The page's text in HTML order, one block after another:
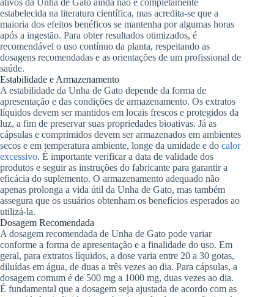
ativos da Unha de Gato ainda não é completamente
estabelecida na literatura científica, mas acredita-se que a
maioria dos efeitos benéficos se mantenha por algumas horas
após a ingestão. Para obter resultados otimizados, é
recomendável o uso contínuo da planta, respeitando as
dosagens recomendadas e as orientações de um profissional de
saúde.
Estabilidade e Armazenamento
A estabilidade da Unha de Gato depende da forma de
apresentação e das condições de armazenamento. Os extratos
líquidos devem ser mantidos em locais frescos e protegidos da
luz, a fim de preservar suas propriedades bioativas. Já as
cápsulas e comprimidos devem ser armazenados em ambientes
secos e em temperatura ambiente, longe da umidade e do calor
excessivo. É importante verificar a data de validade dos
produtos e seguir as instruções do fabricante para garantir a
eficácia do suplemento. O armazenamento adequado não
apenas prolonga a vida útil da Unha de Gato, mas também
assegura que os usuários obtenham os benefícios esperados ao
utilizá-la.
Dosagem Recomendada
A dosagem recomendada de Unha de Gato pode variar
conforme a forma de apresentação e a finalidade do uso. Em
geral, para extratos líquidos, a dose varia entre 20 a 30 gotas,
diluídas em água, de duas a três vezes ao dia. Para cápsulas, a
dosagem comum é de 500 mg a 1000 mg, duas vezes ao dia.
É fundamental que a dosagem seja ajustada de acordo com as